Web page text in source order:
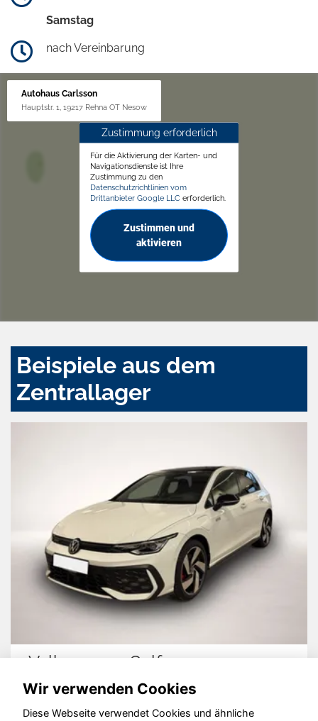
Samstag
nach Vereinbarung
Autohaus Carlsson
Hauptstr. 1, 19217 Rehna OT Nesow
Zustimmung erforderlich
Für die Aktivierung der Karten- und
Navigationsdienste ist Ihre
Zustimmung zu den
Datenschutzrichtlinien vom
Drittanbieter Google LLC erforderlich.
Zustimmen und
aktivieren
Beispiele aus dem
Zentrallager
Volkswagen Golf
Wir verwenden Cookies
Diese Webseite verwendet Cookies und ähnliche